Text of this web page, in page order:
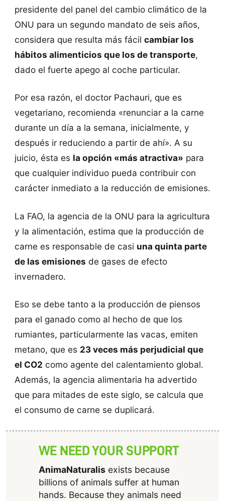
presidente del panel del cambio climático de la
ONU para un segundo mandato de seis años,
considera que resulta más fácil cambiar los
hábitos alimenticios que los de transporte,
dado el fuerte apego al coche particular.
Por esa razón, el doctor Pachauri, que es
vegetariano, recomienda «renunciar a la carne
durante un día a la semana, inicialmente, y
después ir reduciendo a partir de ahí». A su
juicio, ésta es la opción «más atractiva» para
que cualquier individuo pueda contribuir con
carácter inmediato a la reducción de emisiones.
La FAO, la agencia de la ONU para la agricultura
y la alimentación, estima que la producción de
carne es responsable de casi una quinta parte
de las emisiones de gases de efecto
invernadero.
Eso se debe tanto a la producción de piensos
para el ganado como al hecho de que los
rumiantes, particularmente las vacas, emiten
metano, que es 23 veces más perjudicial que
el CO2 como agente del calentamiento global.
Además, la agencia alimentaria ha advertido
que para mitades de este siglo, se calcula que
el consumo de carne se duplicará.
WE NEED YOUR SUPPORT
AnimaNaturalisexists because
billions of animals suffer at human
hands. Because they animals need